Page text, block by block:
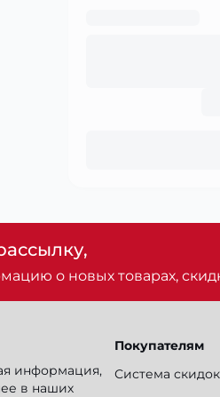
о новых товарах,
информация,
в наших
Покупателям
Система скидок